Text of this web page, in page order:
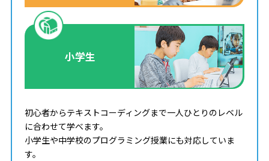
小学生
初心者からテキストコーディングまで一人ひとりのレベル
に合わせて学べます。
小学生や中学校のプログラミング授業にも対応していま
す。